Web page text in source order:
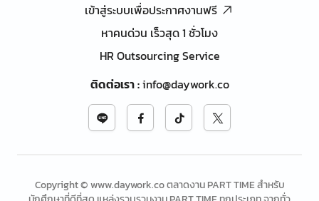
เข้าสู่ระบบเพื่อประกาศงานฟรี
หาคนด่วน เร็วสุด 1 ชั่วโมง
HR Outsourcing Service
ติดต่อเรา:info@daywork.co
Copyright © www.daywork.co ตลาดงาน PART TIME สำหรับ